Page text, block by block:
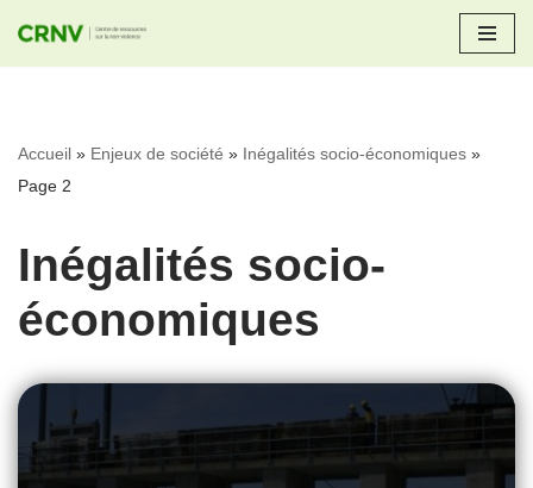
Aller
Accueil » Enjeux de société » Inégalités socio-économiques »
Page 2
Inégalités socio-
économiques